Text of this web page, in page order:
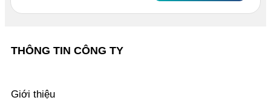
THÔNG TIN CÔNG TY
Giới thiệu